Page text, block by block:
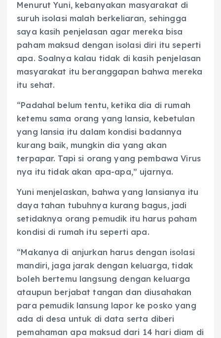
Menurut Yuni, kebanyakan masyarakat di
suruh isolasi malah berkeliaran, sehingga
saya kasih penjelasan agar mereka bisa
paham maksud dengan isolasi diri itu seperti
apa. Soalnya kalau tidak di kasih penjelasan
masyarakat itu beranggapan bahwa mereka
itu sehat.
“Padahal belum tentu, ketika dia di rumah
ketemu sama orang yang lansia, kebetulan
yang lansia itu dalam kondisi badannya
kurang baik, mungkin dia yang akan
terpapar. Tapi si orang yang pembawa Virus
nya itu tidak akan apa-apa,” ujarnya.
Yuni menjelaskan, bahwa yang lansianya itu
daya tahan tubuhnya kurang bagus, jadi
setidaknya orang pemudik itu harus paham
kondisi di rumah itu seperti apa.
“Makanya di anjurkan harus dengan isolasi
mandiri, jaga jarak dengan keluarga, tidak
boleh bertemu langsung dengan keluarga
ataupun berjabat tangan dan diusahakan
para pemudik lansung lapor ke posko yang
ada di desa untuk di data serta diberi
pemahaman apa maksud dari 14 hari diam di